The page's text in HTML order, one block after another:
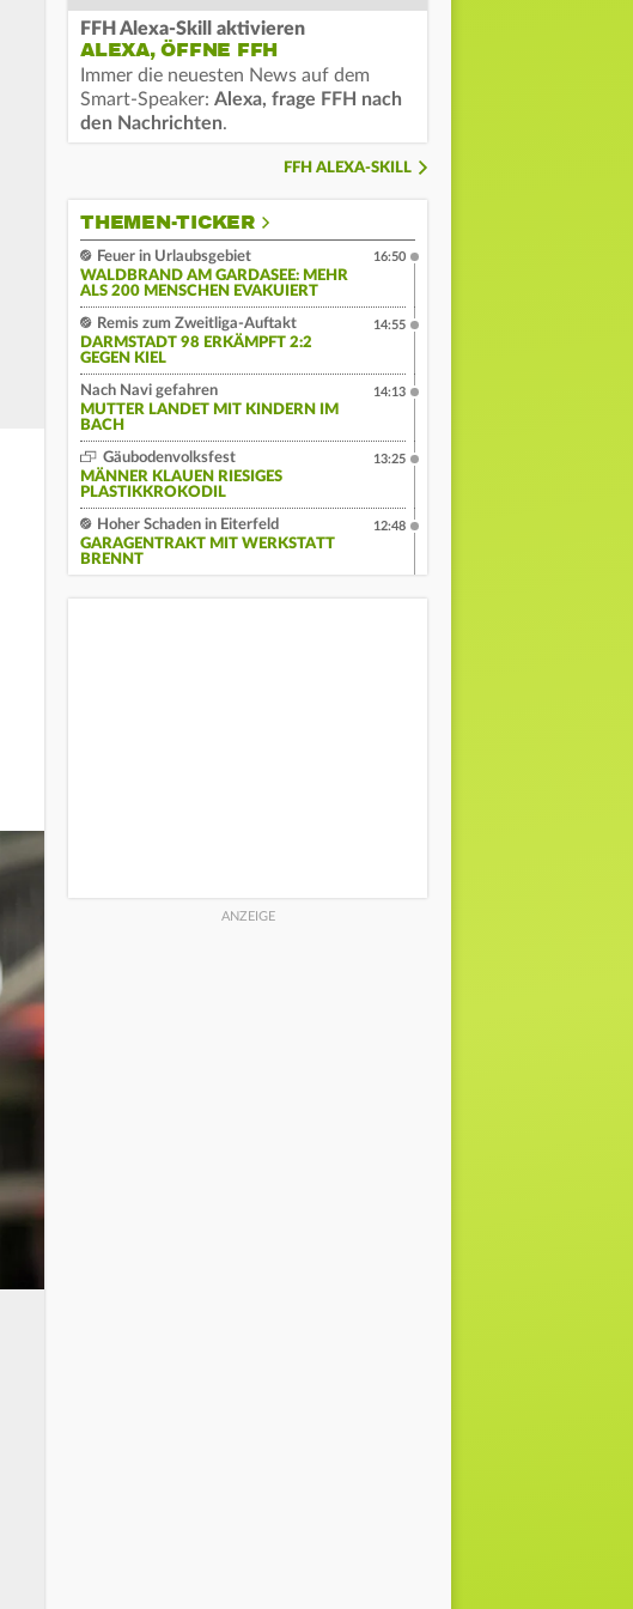
FFH Alexa-Skill aktivieren
ALEXA, ÖFFNE FFH
Immer die neuesten News auf dem
Smart-Speaker: Alexa, frage FFH nach
den Nachrichten.
FFH ALEXA-SKILL
THEMEN-TICKER
Feuer in Urlaubsgebiet
WALDBRAND AM GARDASEE: MEHR
ALS 200 MENSCHEN EVAKUIERT
16:50
Remis zum Zweitliga-Auftakt
DARMSTADT 98 ERKÄMPFT 2:2
GEGEN KIEL
14:55
Nach Navi gefahren
MUTTER LANDET MIT KINDERN IM
BACH
14:13
Gäubodenvolksfest
MÄNNER KLAUEN RIESIGES
PLASTIKKROKODIL
13:25
Hoher Schaden in Eiterfeld
GARAGENTRAKT MIT WERKSTATT
BRENNT
12:48